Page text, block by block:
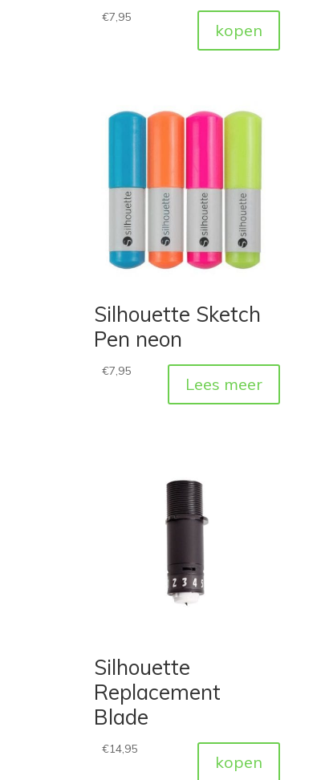
€7,95
kopen
Silhouette Sketch
Pen neon
€7,95
Lees meer
Silhouette
Replacement
Blade
€14,95
kopen